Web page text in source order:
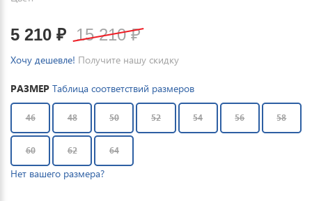
5 210 ₽ 15 210₽
Хочу дешевле! Получите нашу скидку
РАЗМЕР Таблица соответствий размеров
46 48 50 52 54 56 58
60 62 64
Нет вашего размера?